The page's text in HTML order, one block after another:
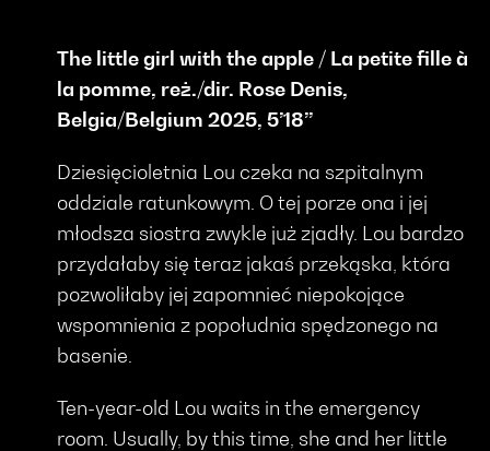
The little girl with the apple / La petite fille à
la pomme, reż./dir. Rose Denis,
Belgia/Belgium 2025, 5’18’’
Dziesięcioletnia Lou czeka na szpitalnym
oddziale ratunkowym. O tej porze ona i jej
młodsza siostra zwykle już zjadły. Lou bardzo
przydałaby się teraz jakaś przekąska, która
pozwoliłaby jej zapomnieć niepokojące
wspomnienia z popołudnia spędzonego na
basenie.
Ten-year-old Lou waits in the emergency
room. Usually, by this time, she and her little